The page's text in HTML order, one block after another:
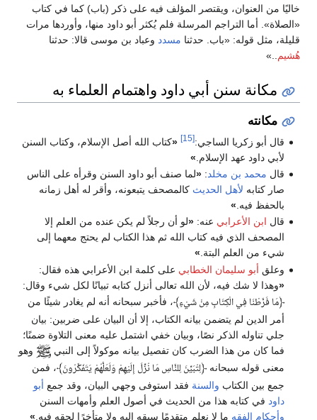
خاليًا من العنوان، ويقتصر المؤلف فيه على ذكر (باب) كما في كتاب
«الصلاة». أما التراجم المرسلة فلم يُكثر أبو داود منها، وأوردها مرات
قليلة، مثل قوله: «باب. حدثنا مسدد وعباد بن موسى قالا: حدثنا
هُشيم..»
مكانة سنن أبي داود واهتمام العلماء به
مكانته
قال أبو زكريا الساجي:[15]
«كتاب الله أصل الإسلام، وكتاب السنن
لأبي داود عهد الإسلام. »
قال محمد بن مخلد:
«لما صنف أبو داود السنن وقرأه على الناس
صار كتابه لأهل الحديث كالمصحف يتبعونه، وأقر له أهل زمانه
بالحفظ فيه. »
قال ابن الأعرابي عنه:«لو أن رجلاً لم يكن عنده من العلم إلا
المصحف الذي فيه كتاب الله ثم هذا الكتاب لم يحتج معهما إلى
شيء من العلم البتة.»
وعلق أبو سليمان الخطابي على كلمة ابن الأعرابي هذه فقال:
«وهذا لا شك فيه، لأن الله تعالى أنزل كتابه تبيانًا لكل شيء وقال:
﴿مَا فَرَّطْنَا فِي الْكِتَابِ مِنْ شَيْءٍ﴾، فأخبر سبحانه أنه لم يغادر شيئًا من
أمر الدين لم يتضمن بيانه الكتاب، إلا أن البيان على ضربين: بيان
جلي تناوله الذكر نصًا، وبيان خفي اشتمل عليه معنى التلاوة ضمنًا؛
فما كان من هذا الضرب كان تفصيل بيانه موكولاً إلى النبي
وهو
معنى قوله سبحانه﴿لِتُبَيِّنَ لِلنَّاسِ مَا نُزِّلَ إِلَيْهِمْ وَلَعَلَّهُمْ يَتَفَكَّرُونَ﴾، فمن
جمع بين الكتاب والسنة فقد استوفى وجهي البيان، وقد جمع أبو
داود في كتابه هذا من الحديث في أصول العلم وأمهات السنن
وأحكام الفقه ما لا نعلم متقدمًا سبقه إليه ولا متأخرًا لحقه فيه. »